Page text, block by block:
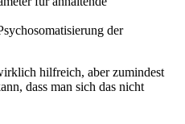
der
hilfreich, aber zumindest
dass man sich das nicht